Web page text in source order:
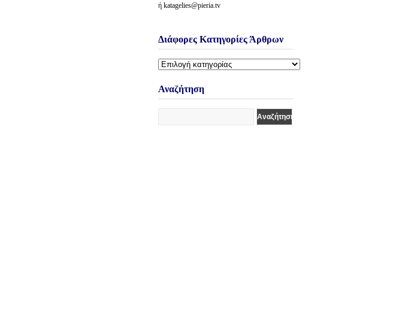
ή katagelies@pieria.tv
Διάφορες Κατηγορίες Άρθρων
Διάφορες
Άρθρων
Αναζήτηση